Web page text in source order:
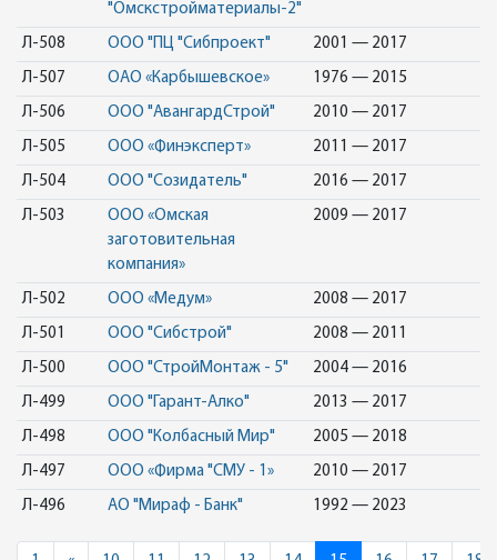
"Омскстройматериалы-2"
Л-508 ООО "ПЦ "Сибпроект" 2001 — 2017
Л-507 ОАО «Карбышевское» 1976 — 2015
Л-506 ООО "АвангардСтрой" 2010 — 2017
Л-505 ООО «Финэксперт» 2011 — 2017
Л-504 ООО "Созидатель" 2016 — 2017
Л-503
ООО «Омская
заготовительная
компания»
2009 — 2017
Л-502 ООО «Медум» 2008 — 2017
Л-501 ООО "Сибстрой" 2008 — 2011
Л-500 ООО "СтройМонтаж - 5" 2004 — 2016
Л-499 ООО "Гарант-Алко" 2013 — 2017
Л-498 ООО "Колбасный Мир" 2005 — 2018
Л-497 ООО «Фирма "СМУ - 1» 2010 — 2017
Л-496 АО "Мираф - Банк" 1992 — 2023